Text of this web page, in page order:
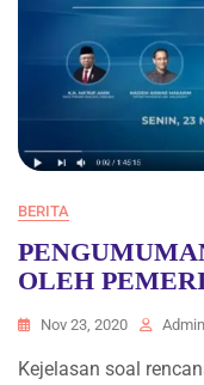
BERITA
OLEH
Nov 23, 2020 Admin
Kejelasan soal